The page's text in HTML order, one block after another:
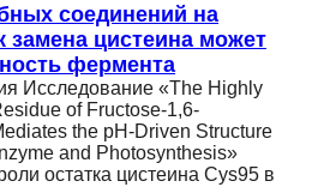
соединений на
замена цистеина может
фермента
Исследование «The Highly
of Fructose-1,6-
the pH-Driven Structure
and Photosynthesis»
остатка цистеина Cys95 в